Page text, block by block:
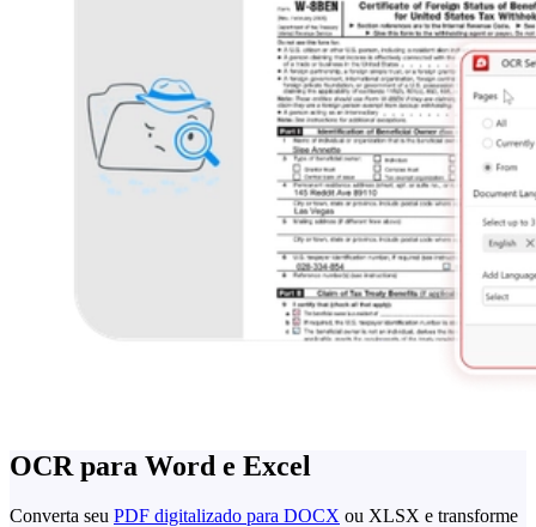
OCR para Word e Excel
Converta seu PDF digitalizado para DOCX ou XLSX e transforme